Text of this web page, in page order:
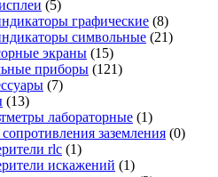
(5)
графические (8)
символьные (21)
экраны (15)
приборы (121)
(7)
(13)
лабораторные (1)
заземления (0)
rlc (1)
искажений (1)